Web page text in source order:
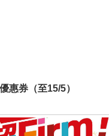
惠券（至15/5）